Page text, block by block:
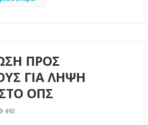
ΠΡΟΣ
ΓΙΑ ΛΗΨΗ
ΟΠΣ
492